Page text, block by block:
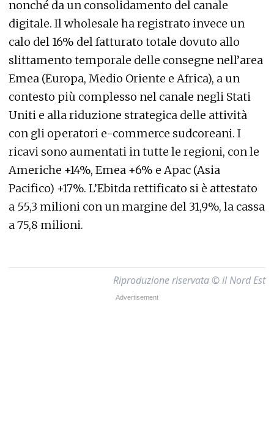
nonché da un consolidamento del canale
digitale. Il wholesale ha registrato invece un
calo del 16% del fatturato totale dovuto allo
slittamento temporale delle consegne nell’area
Emea (Europa, Medio Oriente e Africa), a un
contesto più complesso nel canale negli Stati
Uniti e alla riduzione strategica delle attività
con gli operatori e-commerce sudcoreani. I
ricavi sono aumentati in tutte le regioni, con le
Americhe +14%, Emea +6% e Apac (Asia
Pacifico) +17%. L’Ebitda rettificato si è attestato
a 55,3 milioni con un margine del 31,9%, la cassa
a 75,8 milioni.
Riproduzione riservata © il Nord Est